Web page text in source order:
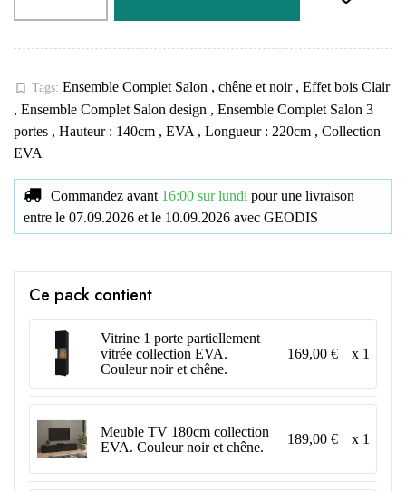
bookmark_border Tags: Ensemble Complet Salon , chêne et noir , Effet bois Clair
, Ensemble Complet Salon design , Ensemble Complet Salon 3
portes , Hauteur : 140cm , EVA , Longueur : 220cm , Collection
EVA
Commandez avant 16:00 sur lundi pour une livraison
entre le 07.09.2026 et le 10.09.2026 avec GEODIS
Ce pack contient
Vitrine 1 porte partiellement
vitrée collection EVA.
Couleur noir et chêne.
169,00 € x 1
Meuble TV 180cm collection
EVA. Couleur noir et chêne.
189,00 € x 1